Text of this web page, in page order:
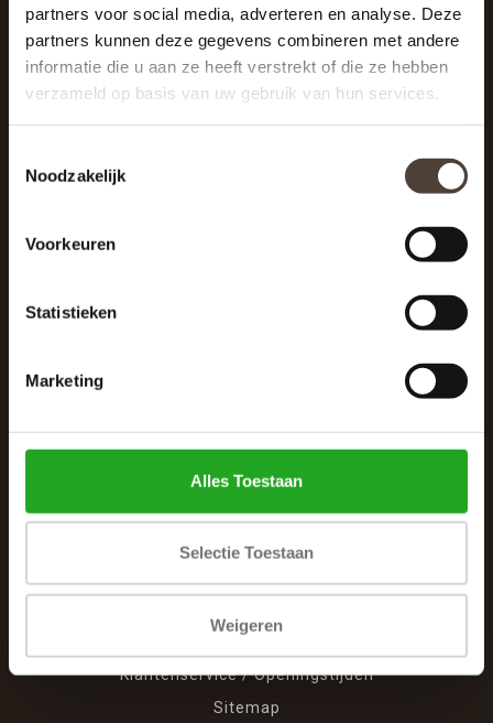
partners voor social media, adverteren en analyse. Deze
partners kunnen deze gegevens combineren met andere
informatie die u aan ze heeft verstrekt of die ze hebben
verzameld op basis van uw gebruik van hun services.
Noodzakelijk
Voorkeuren
Statistieken
Marketing
Alles Toestaan
Selectie Toestaan
Weigeren
Winkelcentrum Woensel 342
INFORMATIE
Over ons
Algemene voorwaarden
Klachtenpagina
Klantenservice / Openingstijden
Sitemap